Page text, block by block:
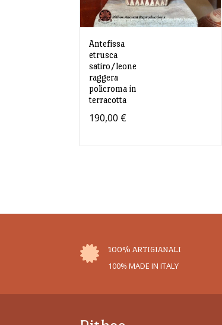
Antefissa
etrusca
satiro/leone
raggera
policroma in
terracotta
190,00 €
 100% ARTIGIANALI
100% MADE IN ITALY